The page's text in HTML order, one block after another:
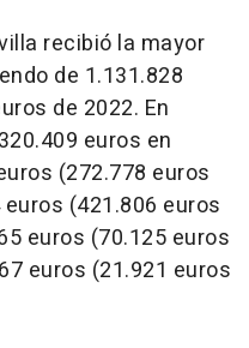
recibió la mayor
de 1.131.828
de 2022. En
euros en
(272.778 euros
(421.806 euros
euros (70.125 euros
euros (21.921 euros